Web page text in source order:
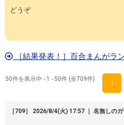
どうぞ
［結果発表！］百合まんがラ
50件を表示中 - 1 - 50件 (全709件)
1
［709］ 2026/8/4(火) 17:57 ｜ 名無しの